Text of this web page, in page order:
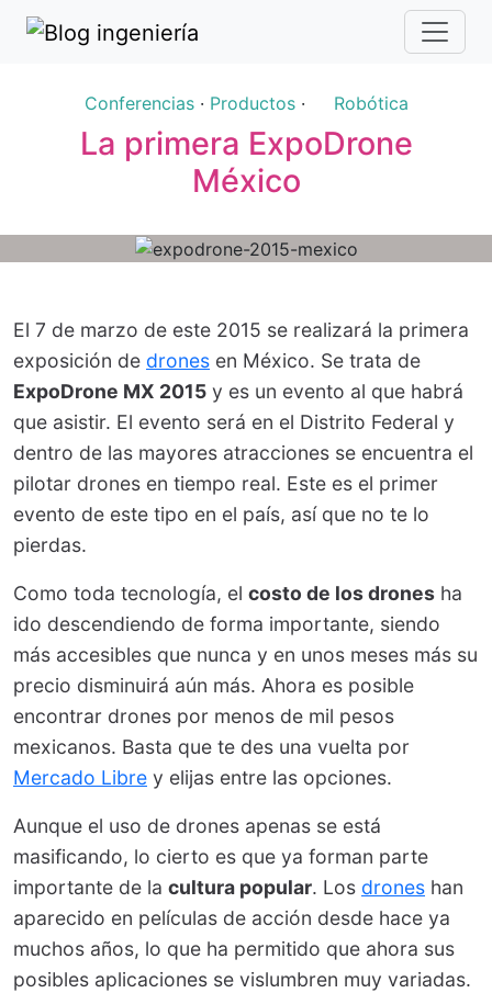
Conferencias· Productos· Robótica
La primera ExpoDrone
México
El 7 de marzo de este 2015 se realizará la primera
exposición de drones en México. Se trata de
ExpoDrone MX 2015 y es un evento al que habrá
que asistir. El evento será en el Distrito Federal y
dentro de las mayores atracciones se encuentra el
pilotar drones en tiempo real. Este es el primer
evento de este tipo en el país, así que no te lo
pierdas.
Como toda tecnología, el costo de los drones ha
ido descendiendo de forma importante, siendo
más accesibles que nunca y en unos meses más su
precio disminuirá aún más. Ahora es posible
encontrar drones por menos de mil pesos
mexicanos. Basta que te des una vuelta por
Mercado Libre y elijas entre las opciones.
Aunque el uso de drones apenas se está
masificando, lo cierto es que ya forman parte
importante de la cultura popular. Los drones han
aparecido en películas de acción desde hace ya
muchos años, lo que ha permitido que ahora sus
posibles aplicaciones se vislumbren muy variadas.